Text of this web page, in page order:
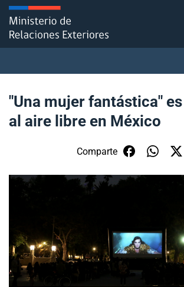
Click acá para ir directamente al contenido
Ministerio
Política Exterior
Embajadas y consulados
Subsecretaría de Relaciones
Internacionales
Sala de prensa
"Una mujer fantástica"
al aire libre en México
Comparte